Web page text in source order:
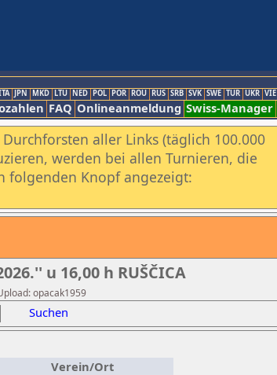
JPN MKD LTU NED POL POR ROU RUS SRB SVK SWE TUR UKR VIE
FAQ Onlineanmeldung Swiss-Manager
aller Links (täglich 100.000
werden bei allen Turnieren, die
folgenden Knopf angezeigt:
u 16,00 h RUŠČICA
opacak1959
Suchen
Verein/Ort